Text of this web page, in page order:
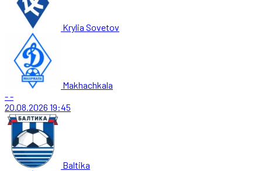
Krylia Sovetov
Makhachkala
--
20.08.2026 19:45
Baltika